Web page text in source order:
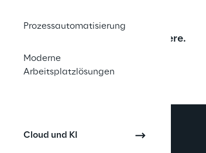
Prozessautomatisierung
Moderne
Arbeitsplatzlösungen
Cloud und KI
No contents here.